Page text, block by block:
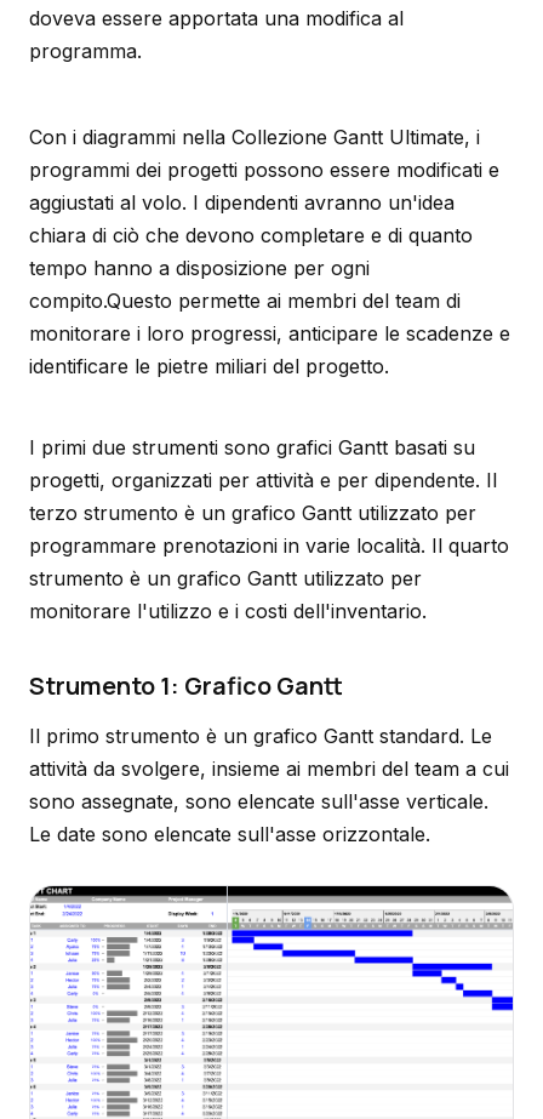
doveva essere apportata una modifica al
programma.
Con i diagrammi nella Collezione Gantt Ultimate, i
programmi dei progetti possono essere modificati e
aggiustati al volo. I dipendenti avranno un'idea
chiara di ciò che devono completare e di quanto
tempo hanno a disposizione per ogni
compito.Questo permette ai membri del team di
monitorare i loro progressi, anticipare le scadenze e
identificare le pietre miliari del progetto.
I primi due strumenti sono grafici Gantt basati su
progetti, organizzati per attività e per dipendente. Il
terzo strumento è un grafico Gantt utilizzato per
programmare prenotazioni in varie località. Il quarto
strumento è un grafico Gantt utilizzato per
monitorare l'utilizzo e i costi dell'inventario.
Strumento 1: Grafico Gantt
Il primo strumento è un grafico Gantt standard. Le
attività da svolgere, insieme ai membri del team a cui
sono assegnate, sono elencate sull'asse verticale.
Le date sono elencate sull'asse orizzontale.